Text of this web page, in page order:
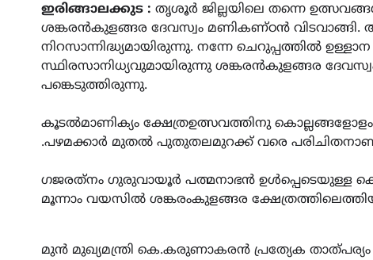
ഇരിങ്ങാലക്കുട : തൃശൂർ ജില്ലയിലെ തന്നെ
ശങ്കരൻകുളങ്ങര ദേവസ്വം മണികണ്ഠൻ വിടവാങ്ങി.
നിറസാന്നിദ്ധ്യമായിരുന്നു. നന്നേ ചെറുപ്പത്തിൽ
സ്ഥിരസാനിധ്യവുമായിരുന്നു ശങ്കരൻകുളങ്ങര
പങ്കെടുത്തിരുന്നു.
കൂടൽമാണിക്യം ക്ഷേത്രഉത്സവത്തിനു
.പഴമക്കാർ മുതൽ പുതുതലമുറക്ക് വരെ
ഗജരത്‌നം ഗുരുവായൂർ പത്മനാഭൻ ഉൾപ്പെടെയുള്ള
മൂന്നാം വയസിൽ ശങ്കരംകുളങ്ങര
മുൻ മുഖ്യമന്ത്രി കെ.കരുണാകരൻ പ്രത്യേക